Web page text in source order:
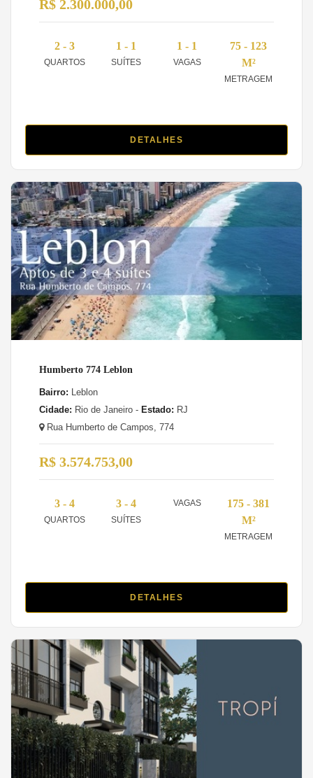
R$ 2.300.000,00
2 - 3
QUARTOS
1 - 1
SUÍTES
1 - 1
VAGAS
75 - 123
M²
METRAGEM
DETALHES
Humberto 774 Leblon
Bairro: Leblon
Cidade: Rio de Janeiro - Estado: RJ
Rua Humberto de Campos, 774
R$ 3.574.753,00
3 - 4
QUARTOS
3 - 4
SUÍTES
VAGAS
175 - 381
M²
METRAGEM
DETALHES